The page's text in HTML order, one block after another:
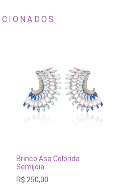
ADICIONAR AO
Brinco Asa Colorida
Semijoia
R$ 250,00